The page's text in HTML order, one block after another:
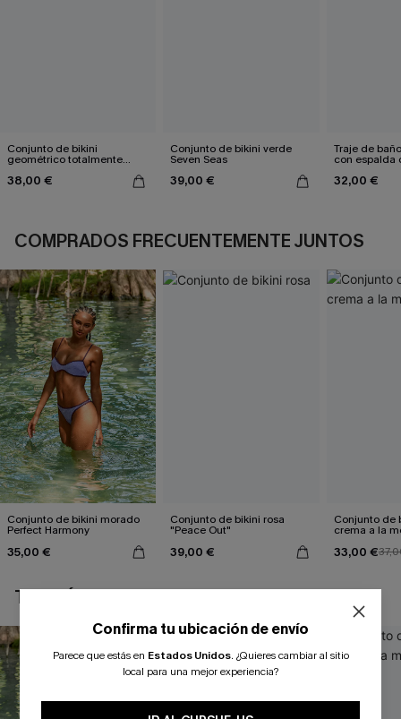
Conjunto de bikini
geométrico totalmente
genial
38,00 €
Conjunto de bikini verde
Seven Seas
39,00 €
Traje de
con espalda
aleteo floral
32,00 €
COMPRADOS FRECUENTEMENTE JUNTOS
Conjunto de bikini morado
Perfect Harmony
35,00 €
Conjunto de bikini rosa
"Peace Out"
39,00 €
Conjunto de
crema a la
33,00 €
TAMBIÉN TE PUEDE GUSTAR
Confirma tu ubicación de envío
Parece que estás en Estados Unidos. ¿Quieres cambiar al sitio
local para una mejor experiencia?